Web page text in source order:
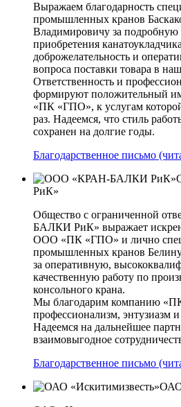
Выражаем благодарность
промышленных кранов
Владимировичу за подробную
приобретения
доброжелательность и
вопроса поставки товара в
Ответственность и
формируют положительный
«ПК «ГПО», к услугам
раз. Надеемся, что стиль
сохранен на долгие годы.
Благодарственное письмо
РиК»
Общество с ограниченной
БАЛКИ РиК» выражает
ООО «ПК «ГПО» и лично
промышленных кранов
за оперативную,
качественную работу по
консольного крана.
Мы благодарим компанию
профессионализм, энтузиазм
Надеемся на дальнейшее
взаимовыгодное
Благодарственное письмо
ОАО